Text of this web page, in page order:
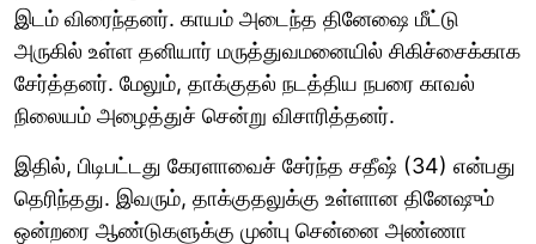
இடம் விரைந்தனர். காயம் அடைந்த தினேஷை மீட்டு
அருகில் உள்ள தனியார் மருத்துவமனையில் சிகிச்சைக்காக
சேர்த்தனர். மேலும், தாக்குதல் நடத்திய நபரை காவல்
நிலையம் அழைத்துச் சென்று விசாரித்தனர்.
இதில், பிடிபட்டது கேரளாவைச் சேர்ந்த சதீஷ் (34) என்பது
தெரிந்தது. இவரும், தாக்குதலுக்கு உள்ளான தினேஷும்
ஒன்றரை ஆண்டுகளுக்கு முன்பு சென்னை அண்ணா